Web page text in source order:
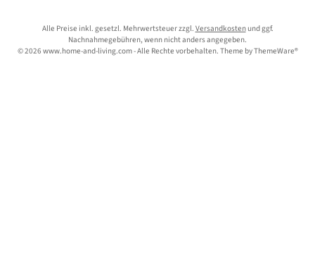
Alle Preise inkl. gesetzl. Mehrwertsteuer zzgl. Versandkostenund ggf.
Nachnahmegebühren, wenn nicht anders angegeben.
© 2026 www.home-and-living.com - Alle Rechte vorbehalten. Theme byThemeWare®